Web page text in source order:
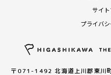
サイ
プライバ
〒071-1492 北海道上川郡東川